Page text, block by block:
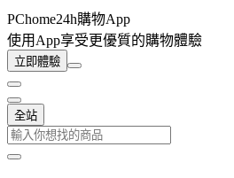
PChome24h購物App
使用App享受更優質的購物體驗
立即體驗
全站